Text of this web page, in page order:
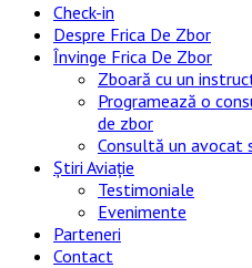
Check-in
Despre Frica De Zbor
Învinge Frica De Zbor
Zboară cu un
Programează o
de zbor
Consultă un avocat
Știri Aviație
Testimoniale
Evenimente
Parteneri
Contact